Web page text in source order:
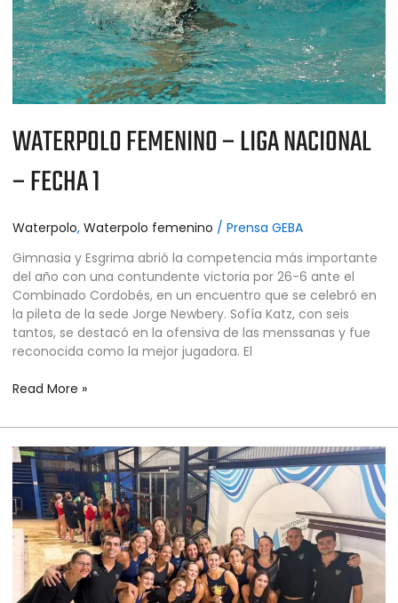
WATERPOLO FEMENINO – LIGA NACIONAL
– FECHA 1
Waterpolo, Waterpolo femenino / Prensa GEBA
Gimnasia y Esgrima abrió la competencia más importante
del año con una contundente victoria por 26-6 ante el
Combinado Cordobés, en un encuentro que se celebró en
la pileta de la sede Jorge Newbery. Sofía Katz, con seis
tantos, se destacó en la ofensiva de las menssanas y fue
reconocida como la mejor jugadora. El
Read More »
WATERPOLO
FEMENINO
COPA
ARGENTINA
–
FASE
FINAL